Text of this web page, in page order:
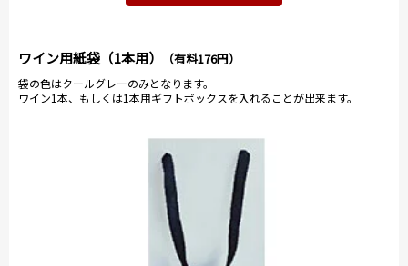
ワイン用紙袋（1本用） （有料176円）
袋の色はクールグレーのみとなります。
ワイン1本、もしくは1本用ギフトボックスを入れることが出来ます。